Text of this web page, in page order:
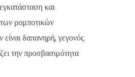
και
ρομποτικών
δαπανηρή, γεγονός
την προσβασιμότητα